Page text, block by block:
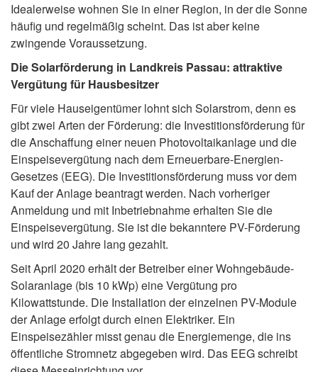
Idealerweise wohnen Sie in einer Region, in der die Sonne
häufig und regelmäßig scheint. Das ist aber keine
zwingende Voraussetzung.
Die Solarförderung in Landkreis Passau: attraktive
Vergütung für Hausbesitzer
Für viele Hauseigentümer lohnt sich Solarstrom, denn es
gibt zwei Arten der Förderung: die Investitionsförderung für
die Anschaffung einer neuen Photovoltaikanlage und die
Einspeisevergütung nach dem Erneuerbare-Energien-
Gesetzes (EEG). Die Investitionsförderung muss vor dem
Kauf der Anlage beantragt werden. Nach vorheriger
Anmeldung und mit Inbetriebnahme erhalten Sie die
Einspeisevergütung. Sie ist die bekanntere PV-Förderung
und wird 20 Jahre lang gezahlt.
Seit April 2020 erhält der Betreiber einer Wohngebäude-
Solaranlage (bis 10 kWp) eine Vergütung pro
Kilowattstunde. Die Installation der einzelnen PV-Module
der Anlage erfolgt durch einen Elektriker. Ein
Einspeisezähler misst genau die Energiemenge, die ins
öffentliche Stromnetz abgegeben wird. Das EEG schreibt